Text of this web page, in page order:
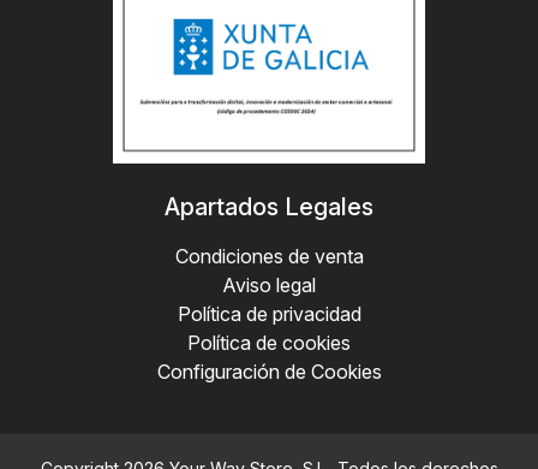
Apartados Legales
Condiciones de venta
Aviso legal
Política de privacidad
Política de cookies
Configuración de Cookies